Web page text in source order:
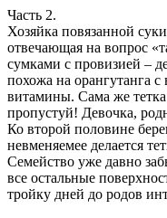
Часть 2.
Хозяйка повязанной
отвечающая на вопрос
сумками с провизией –
похожа на орангутанга
витамины. Сама же тетка
пропустуй! Девочка,
Ко второй половине
невменяемее делается
Семейство уже давно
все остальные
тройку дней до родов